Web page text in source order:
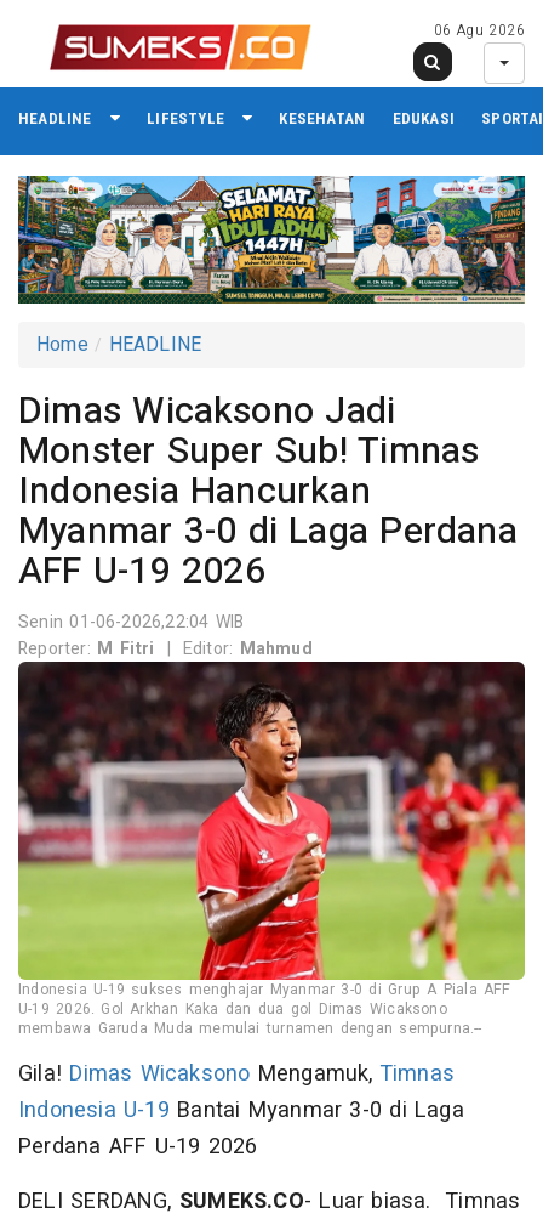
06 Agu 2026
HEADLINE LIFESTYLE KESEHATAN EDUKASI
Home HEADLINE
Dimas Wicaksono Jadi
Monster Super Sub! Timnas
Indonesia Hancurkan
Myanmar 3-0 di Laga Perdana
AFF U-19 2026
Senin 01-06-2026,22:04 WIB
Reporter: M Fitri | Editor: Mahmud
Indonesia U-19 sukses menghajar Myanmar 3-0 di Grup A Piala AFF
U-19 2026. Gol Arkhan Kaka dan dua gol Dimas Wicaksono
membawa Garuda Muda memulai turnamen dengan sempurna.--
Gila! Dimas Wicaksono Mengamuk, Timnas
Indonesia U-19 Bantai Myanmar 3-0 di Laga
Perdana AFF U-19 2026
DELI SERDANG, SUMEKS.CO- Luar biasa. Timnas